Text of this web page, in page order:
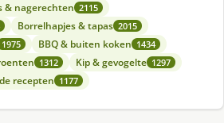
& nagerechten 2115
Borrelhapjes & tapas 2015
1975 BBQ & buiten koken 1434
1312 Kip & gevogelte 1297
recepten 1177